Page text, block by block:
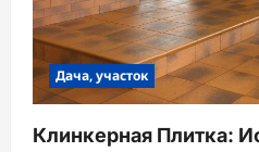
Дача, участок
Клинкерная Плитка: